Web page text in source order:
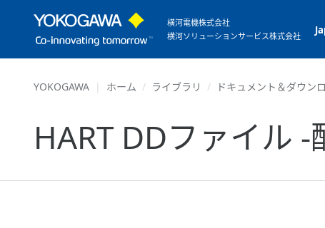
横河電機株式会社
横河ソリューションサービス株式会社
YOKOGAWA ホーム ライブラリ ドキュメント＆ダウン
HART DDファイル